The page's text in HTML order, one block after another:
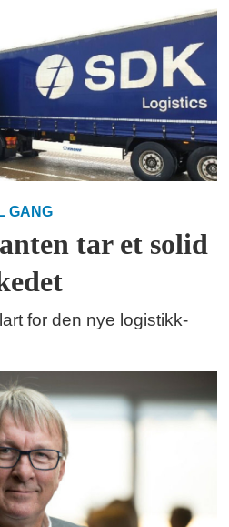
GANG
tar et solid
for den nye logistikk-